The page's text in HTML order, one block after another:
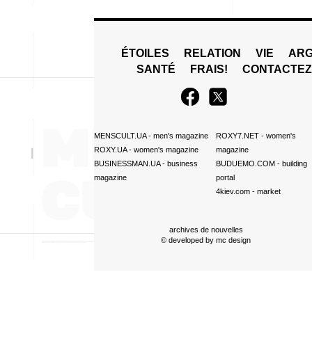
ÉTOILES RELATION VIE
SANTÉ
FRAIS!
MENSCULT.UA- men's magazine
ROXY.UA- women's magazine
BUSINESSMAN.UA- business
magazine
ROXY7.NET- women's
magazine
BUDUEMO.COM- building
portal
4kiev.com- market
archives de nouvelles
© developed by mc design